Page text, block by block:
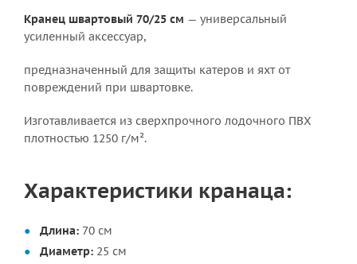
Кранец швартовый 70/25 см — универсальный
усиленный аксессуар,
предназначенный для защиты катеров и яхт от
повреждений при швартовке.
Изготавливается из сверхпрочного лодочного ПВХ
плотностью 1250 г/м².
Характеристики кранаца:
Длина: 70 см
Диаметр: 25 см